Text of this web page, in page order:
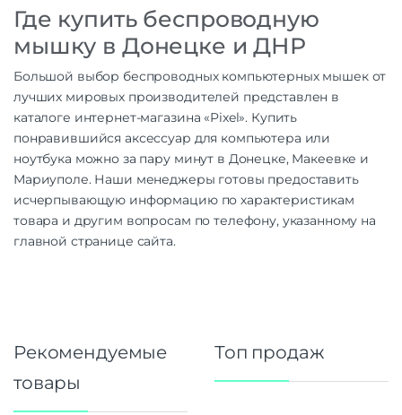
Где купить беспроводную
мышку в Донецке и ДНР
Большой выбор беспроводных компьютерных мышек от
лучших мировых производителей представлен в
каталоге интернет-магазина «Pixel». Купить
понравившийся аксессуар для компьютера или
ноутбука можно за пару минут в Донецке, Макеевке и
Мариуполе. Наши менеджеры готовы предоставить
исчерпывающую информацию по характеристикам
товара и другим вопросам по телефону, указанному на
главной странице сайта.
Рекомендуемые
товары
Топ продаж